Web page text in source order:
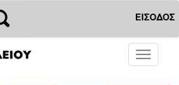
ΕΙΣΟΔΟΣ
Toggle